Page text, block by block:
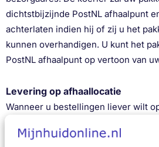
dichtstbijzijnde PostNL afhaalpunt
achterlaten indien hij of zij u het
kunnen overhandigen. U kunt het
PostNL afhaalpunt op vertoon van
Levering op afhaallocatie
Wanneer u bestellingen liever wilt